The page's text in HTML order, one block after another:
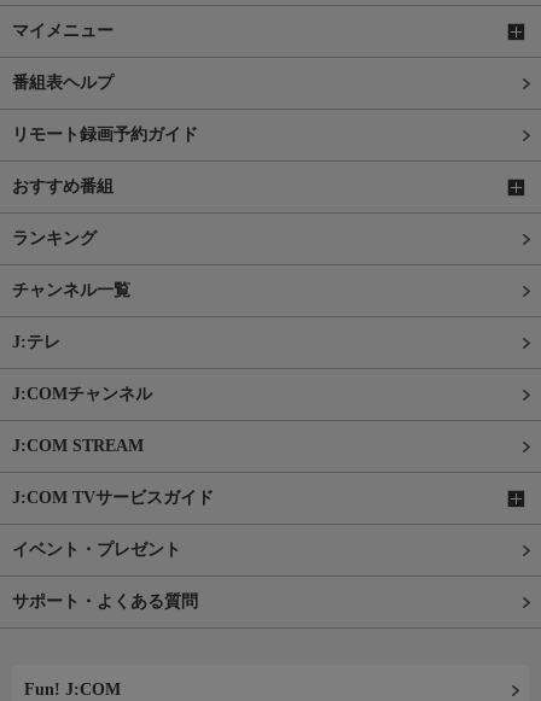
マイメニュー
番組表ヘルプ
リモート録画予約ガイド
おすすめ番組
ランキング
チャンネル一覧
J:テレ
J:COMチャンネル
J:COM STREAM
J:COM TVサービスガイド
イベント・プレゼント
サポート・よくある質問
Fun! J:COM